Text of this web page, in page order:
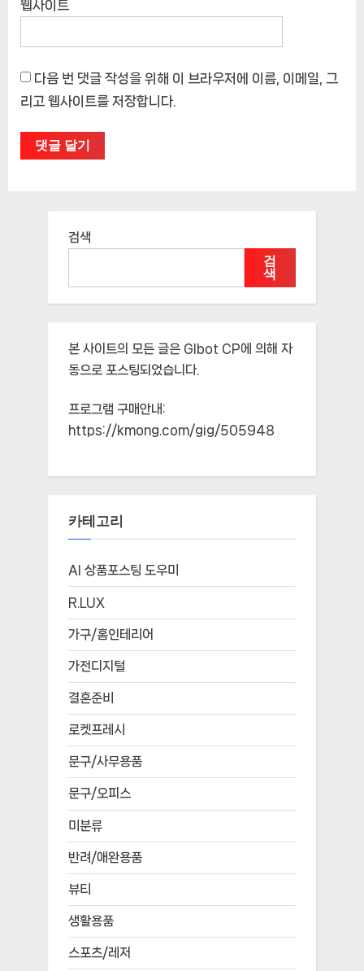
웹사이트
다음 번 댓글 작성을 위해 이 브라우저에 이름, 이메일, 그
리고 웹사이트를 저장합니다.
검색
검
색
본 사이트의 모든 글은 Glbot CP에 의해 자
동으로 포스팅되었습니다.
프로그램 구매안내:
https://kmong.com/gig/505948
카테고리
AI 상품포스팅 도우미
R.LUX
가구/홈인테리어
가전디지털
결혼준비
로켓프레시
문구/사무용품
문구/오피스
미분류
반려/애완용품
뷰티
생활용품
스포츠/레저